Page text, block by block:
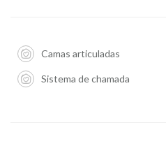
Camas articuladas
Sistema de chamada